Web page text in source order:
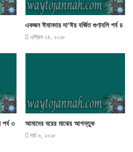
একজন ঈমানদার দা‘ঈর বর্জিত গুণাবলি পর্ব ৪
এপ্রিল ২৪, ২০১৮
পর্ব ৩ আমাদের ঘরের মাঝের আগন্তুক
মার্চ ৬, ২০১৮